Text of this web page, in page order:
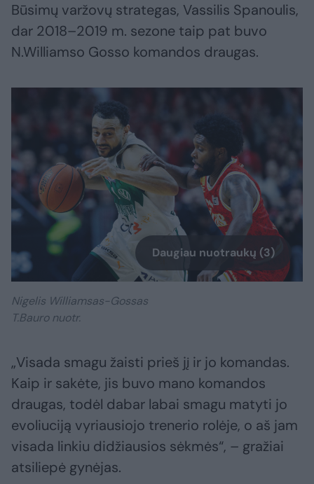
Būsimų varžovų strategas, Vassilis Spanoulis,
dar 2018–2019 m. sezone taip pat buvo
N.Williamso Gosso komandos draugas.
Daugiau nuotraukų (3)
Nigelis Williamsas-Gossas
T.Bauro nuotr.
„Visada smagu žaisti prieš jį ir jo komandas.
Kaip ir sakėte, jis buvo mano komandos
draugas, todėl dabar labai smagu matyti jo
evoliuciją vyriausiojo trenerio rolėje, o aš jam
visada linkiu didžiausios sėkmės“, – gražiai
atsiliepė gynėjas.